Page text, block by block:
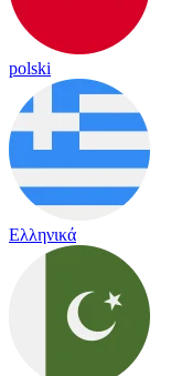
polski
Ελληνικά